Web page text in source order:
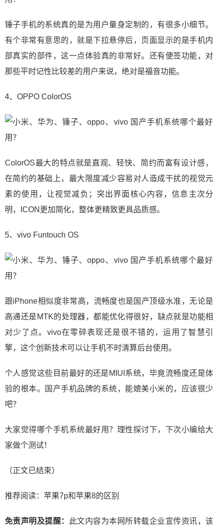
锤子手机的系统真的是为用户量身定制的，有很多小细节。
有个非常有意思的，就是下拉悬停后，页面显示的是手机内
部真实的部件，这一点体验真的非常好。还有便签功能，对
那些平时记性比较差的用户来说，绝对是福音功能。
4、OPPO ColorOS
ColorOS最大的特点就是直观、轻快、简约而富有设计感，
在简约的基础上，最大限度减少容易对人造成干扰的视觉元
素的使用，让视觉减负；突出界面核心内容，信息主次分
明，ICON更加简化，整体更精致更具品质感。
5、vivo Funtouch OS
跟iPhone相似度非常高，流畅度也是国产顶级水准，无论是
高通还是MTK的处理器，都能优化得很好，缺点就是功能相
对少了点。vivo在零碎表现还是很不错的，运用了智慧引
擎，这个创新技术可以让手机不时清算后台使用。
个人感觉这些目前最好的还是MIUI系统，毕竟流畅度还是体
验的根本。国产手机品牌的系统，能媲美小米的，应该很少
吧？
大家觉得哪个手机系统最好用？理性探讨下，下次小编给大
家做个测试！
（正文已结束）
推荐阅读： 苹果7p和苹果8的区别
免责声明及提醒：
此文内容为本网所转载企业宣传资讯，该